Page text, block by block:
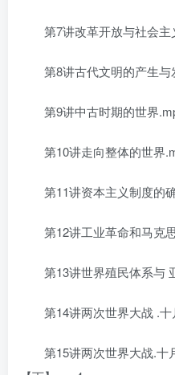
第7讲改革开放与社会
第8讲古代文明的产生与
第9讲中古时期的世界
第10讲走向整体的世界
第11讲资本主义制度的
第12讲工业革命和马克
第13讲世界殖民体系与
第14讲两次世界大战 .
第15讲两次世界大战.十